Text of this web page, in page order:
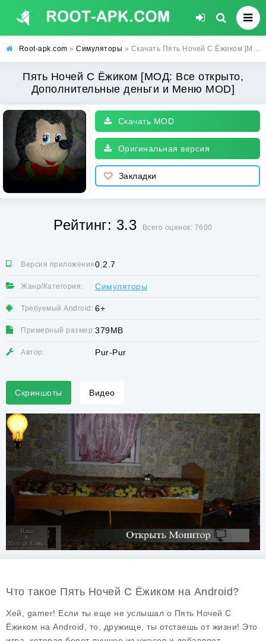
Root-apk.com » Симуляторы » Скачать Пять Ночей С Ёжиком [МОД: Все открыто, Дополнительные деньги и Меню MOD] | Взлом Пять Ночей С Ёжиком на Андроид
Пять Ночей С Ёжиком [МОД: Все открыто,
Дополнительные деньги и Меню MOD]
Скачать MOD
Оригинальная версия
Закладки
Рейтинг: 3.3 Всего оценок: 7600
Версия приложения:0.2.7
Жанр/Категория: Симуляторы
Требуемый Android: 6+
Примерный размер:379MB
Автор: Pur-Pur
Скриншоты Видео
Что такое Пять Ночей С Ёжиком на Android?
Хей, gamer! Если ты еще не услышал о Пять Ночей С
Ёжиком на Android, то, дружище, ты отстаешь от жизни! Это